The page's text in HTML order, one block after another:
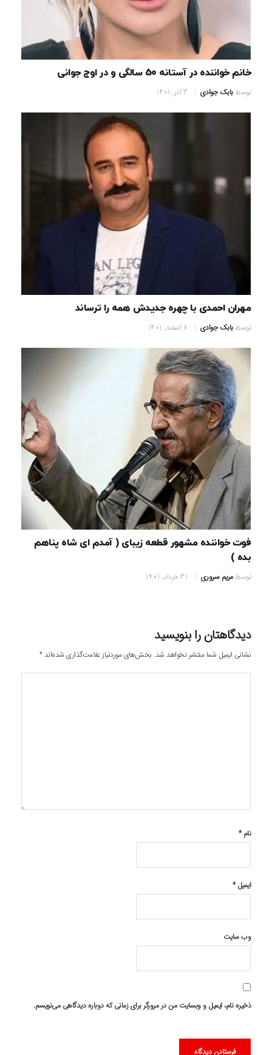
خانم خواننده در آستانه 50 سالگی و در اوج جوانی
توسطبابک جوادی 3 آذر, 1401
مهران احمدی با چهره جدیدش همه را ترساند
توسطبابک جوادی 8 اسفند, 1401
فوت خواننده مشهور قطعه زیبای ( آمدم ای شاه پناهم
بده )
توسطمریم سروری 31 خرداد, 1401
دیدگاهتان را بنویسید
نشانی ایمیل شما منتشر نخواهد شد. بخش‌های موردنیاز علامت‌گذاری شده‌اند*
نام*
ایمیل*
وب‌ سایت
ذخیره نام، ایمیل و وبسایت من در مرورگر برای زمانی که دوباره دیدگاهی می‌نویسم.